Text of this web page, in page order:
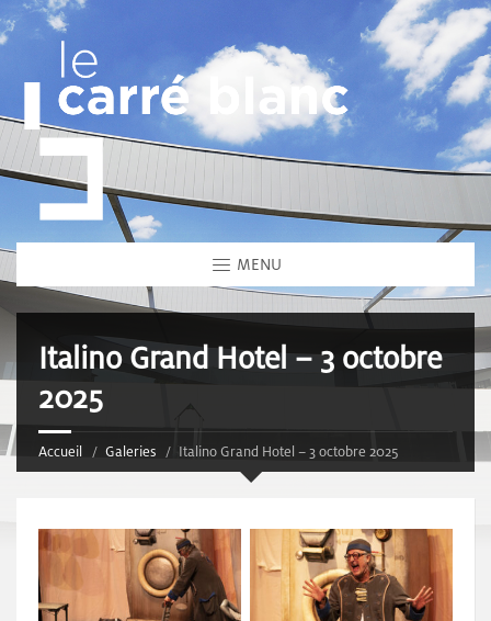
MENU
Italino Grand Hotel – 3 octobre
2025
Accueil Galeries Italino Grand Hotel – 3 octobre 2025